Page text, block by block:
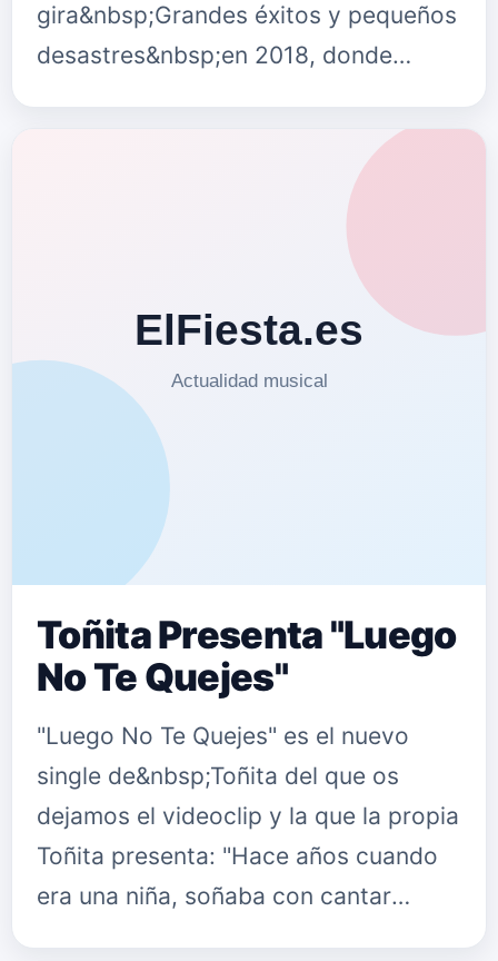
gira&nbsp;Grandes éxitos y pequeños
desastres&nbsp;en 2018, donde
espectadores, anuncia que actuará en
Toñita Presenta "Luego
No Te Quejes"
"Luego No Te Quejes" es el nuevo
single de&nbsp;Toñita del que os
dejamos el videoclip y la que la propia
Toñita presenta: "Hace años cuando
era una niña, soñaba con cantar